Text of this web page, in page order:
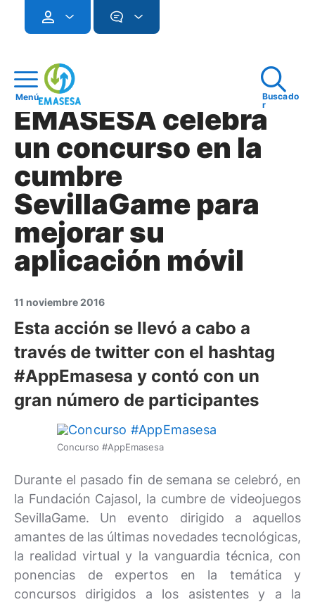
Menú
Buscado
r
EMASESA celebra
un concurso en la
cumbre
SevillaGame para
mejorar su
aplicación móvil
11 noviembre 2016
Esta acción se llevó a cabo a
través de twitter con el hashtag
#AppEmasesa y contó con un
gran número de participantes
Concurso #AppEmasesa
Durante el pasado fin de semana se celebró, en
la Fundación Cajasol, la cumbre de videojuegos
SevillaGame. Un evento dirigido a aquellos
amantes de las últimas novedades tecnológicas,
la realidad virtual y la vanguardia técnica, con
ponencias de expertos en la temática y
concursos dirigidos a los asistentes y a la